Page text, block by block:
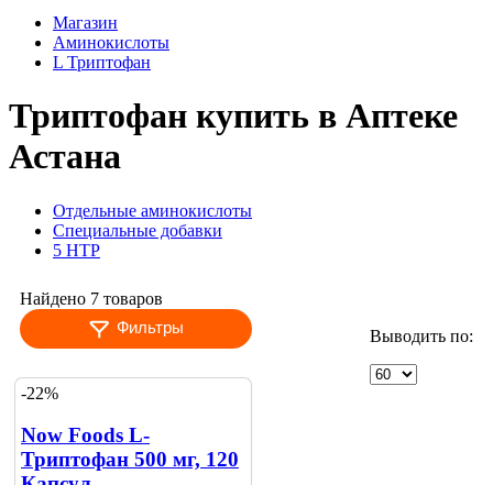
Магазин
Аминокислоты
L Триптофан
Триптофан купить в Аптеке
Астана
Отдельные аминокислоты
Специальные добавки
5 HTP
Найдено 7 товаров
Фильтры
Выводить по:
-22%
Now Foods L-
Триптофан 500 мг, 120